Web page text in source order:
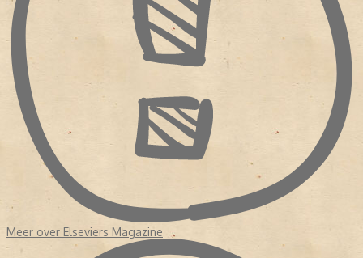
Meer over Elseviers Magazine